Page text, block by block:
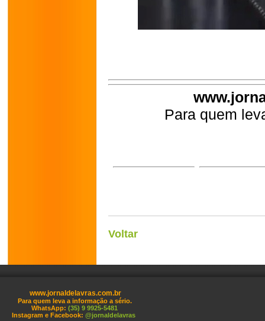
Para quem
Voltar
www.jornaldelavras.com.br
Para quem leva a informação a sério.
WhatsApp: (35) 9 9925-5481
Instagram e Facebook: @jornaldelavras